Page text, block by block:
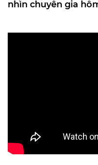
nhìn chuyên gia